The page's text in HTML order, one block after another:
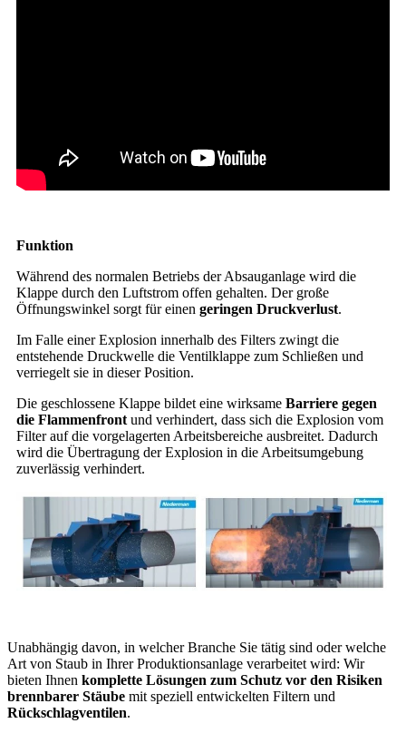
Funktion
Während des normalen Betriebs der Absauganlage wird die
Klappe durch den Luftstrom offen gehalten. Der große
Öffnungswinkel sorgt für einen geringen Druckverlust.
Im Falle einer Explosion innerhalb des Filters zwingt die
entstehende Druckwelle die Ventilklappe zum Schließen und
verriegelt sie in dieser Position.
Die geschlossene Klappe bildet eine wirksame Barriere gegen
die Flammenfront und verhindert, dass sich die Explosion vom
Filter auf die vorgelagerten Arbeitsbereiche ausbreitet. Dadurch
wird die Übertragung der Explosion in die Arbeitsumgebung
zuverlässig verhindert.
Unabhängig davon, in welcher Branche Sie tätig sind oder welche
Art von Staub in Ihrer Produktionsanlage verarbeitet wird: Wir
bieten Ihnen komplette Lösungen zum Schutz vor den Risiken
brennbarer Stäube mit speziell entwickelten Filtern und
Rückschlagventilen.